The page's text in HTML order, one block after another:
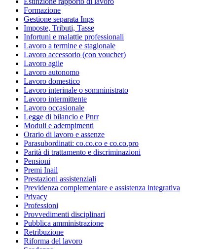
Formazione
Gestione separata Inps
Imposte, Tributi, Tasse
Infortuni e malattie professionali
Lavoro a termine e stagionale
Lavoro accessorio (con voucher)
Lavoro agile
Lavoro autonomo
Lavoro domestico
Lavoro interinale o somministrato
Lavoro intermittente
Lavoro occasionale
Legge di bilancio e Pnrr
Moduli e adempimenti
Orario di lavoro e assenze
Parasubordinati: co.co.co e co.co.pro
Parità di trattamento e discriminazioni
Pensioni
Premi Inail
Prestazioni assistenziali
Previdenza complementare e assistenza integrativa
Privacy
Professioni
Provvedimenti disciplinari
Pubblica amministrazione
Retribuzione
Riforma del lavoro